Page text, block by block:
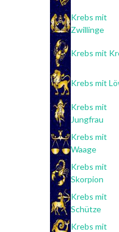
Krebs mit
Zwillinge
Krebs mit
Krebs mit
Krebs mit
Jungfrau
Krebs mit
Waage
Krebs mit
Skorpion
Krebs mit
Schütze
Krebs mit